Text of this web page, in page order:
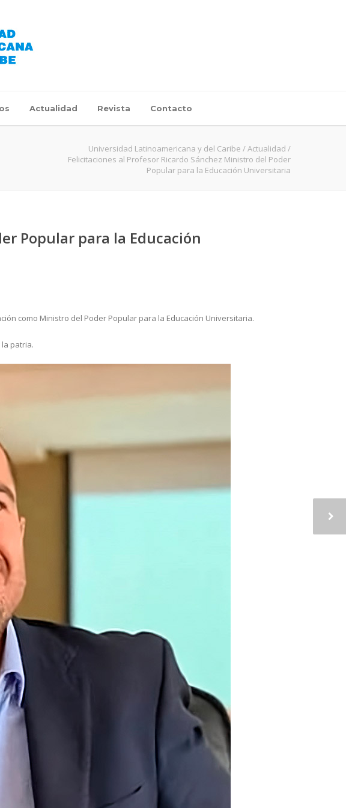
Actualidad Revista Contacto
Universidad Latinoamericana y del Caribe /Actualidad /
Felicitaciones al Profesor Ricardo Sánchez Ministro del Poder
Popular para la Educación Universitaria
Popular para la Educación
como Ministro del Poder Popular para la Educación Universitaria.
patria.